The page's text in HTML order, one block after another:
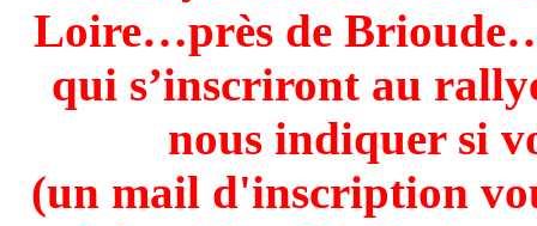
Loire…près de Brioude…
qui s’inscriront au
nous indiquer si
(un mail d'inscription